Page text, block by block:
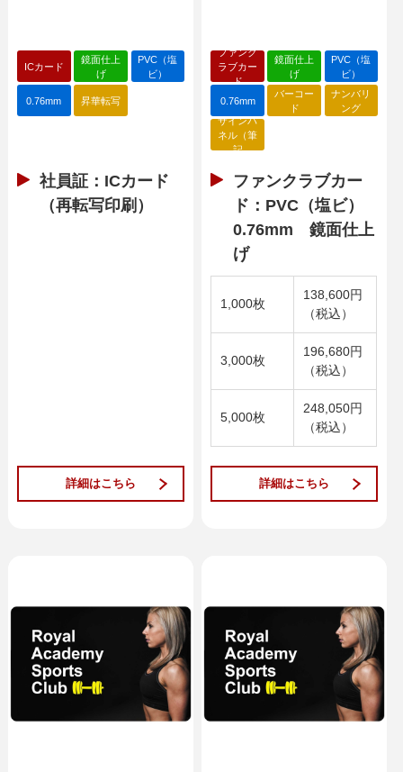
ICカード
鏡面仕上
げ
PVC（塩
ビ）
0.76mm 昇華転写
社員証：ICカード
（再転写印刷）
詳細はこちら
ファンク
ラブカー
ド
鏡面仕上
げ
PVC（塩
ビ）
0.76mm
バーコー
ド
ナンバリ
ング
サインパ
ネル（筆
記
ファンクラブカー
ド：PVC（塩ビ）
0.76mm 鏡面仕上
げ
1,000枚
138,600円
（税込）
3,000枚
196,680円
（税込）
5,000枚
248,050円
（税込）
詳細はこちら